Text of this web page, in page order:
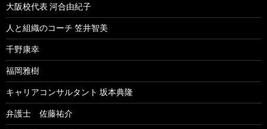
大阪校代表 河合由紀子
人と組織のコーチ 笠井智美
千野康幸
福岡雅樹
キャリアコンサルタント 坂本典隆
弁護士 佐藤祐介